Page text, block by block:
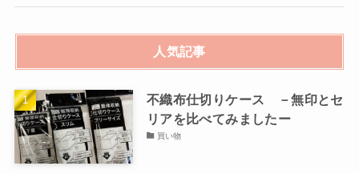
人気記事
不織布仕切りケース －無印とセ
リアを比べてみましたー
買い物